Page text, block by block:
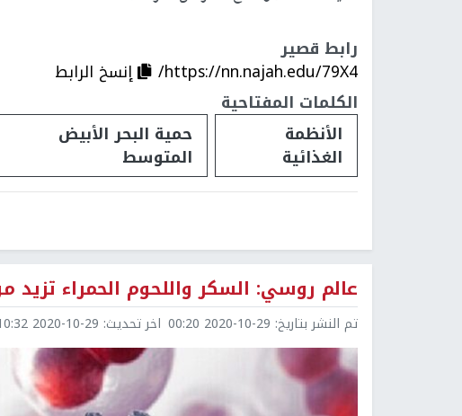
رابط قصير
https://nn.najah.edu/79X4/
إنسخ الرابط
الكلمات المفتاحية
الأنظمة
الغذائية
حمية البحر الأبيض
المتوسط
عالم روسي: السكر واللحوم الحمراء تزيد
تم النشر بتاريخ: 2020-10-29 00:20 اخر تحديث: 2020-10-29 10:32